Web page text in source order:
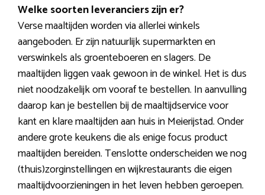
Welke soorten leveranciers zijn er?
Verse maaltijden worden via allerlei winkels
aangeboden. Er zijn natuurlijk supermarkten en
verswinkels als groenteboeren en slagers. De
maaltijden liggen vaak gewoon in de winkel. Het is dus
niet noodzakelijk om vooraf te bestellen. In aanvulling
daarop kan je bestellen bij de maaltijdservice voor
kant en klare maaltijden aan huis in Meierijstad. Onder
andere grote keukens die als enige focus product
maaltijden bereiden. Tenslotte onderscheiden we nog
(thuis)zorginstellingen en wijkrestaurants die eigen
maaltijdvoorzieningen in het leven hebben geroepen.